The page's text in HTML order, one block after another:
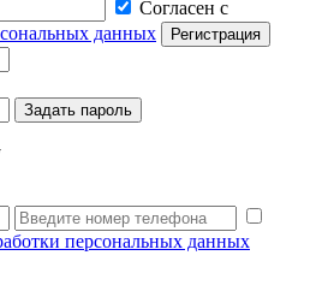
Согласен с
данных
персональных данных